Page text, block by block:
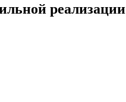
реализации